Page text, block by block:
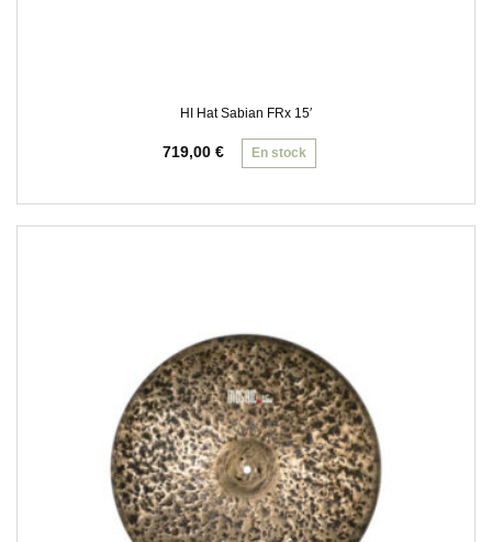
HI Hat Sabian FRx 15′
719,00 € En stock